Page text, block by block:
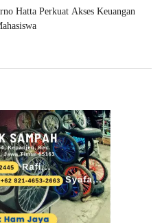
Hatta Perkuat Akses Keuangan